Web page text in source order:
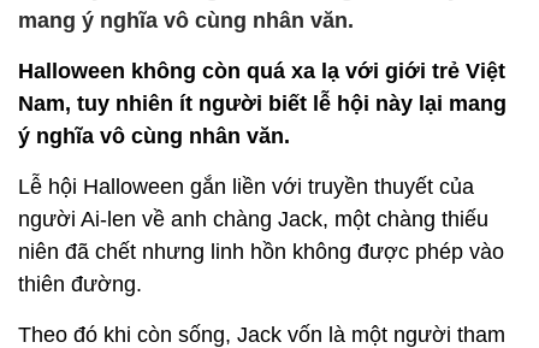
mang ý nghĩa vô cùng nhân văn.
Halloween không còn quá xa lạ với giới trẻ Việt
Nam, tuy nhiên ít người biết lễ hội này lại mang
ý nghĩa vô cùng nhân văn.
Lễ hội Halloween gắn liền với truyền thuyết của
người Ai-len về anh chàng Jack, một chàng thiếu
niên đã chết nhưng linh hồn không được phép vào
thiên đường.
Theo đó khi còn sống, Jack vốn là một người tham